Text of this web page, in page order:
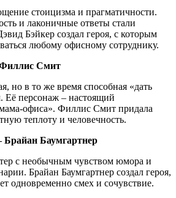
стоицизма и прагматичности.
и лаконичные ответы стали
Бэйкер создал героя, с которым
любому офисному сотруднику.
Смит
но в то же время способная «дать
Её персонаж – настоящий
офиса». Филлис Смит придала
теплоту и человечность.
Брайан Баумгартнер
с необычным чувством юмора и
Брайан Баумгартнер создал героя,
одновременно смех и сочувствие.